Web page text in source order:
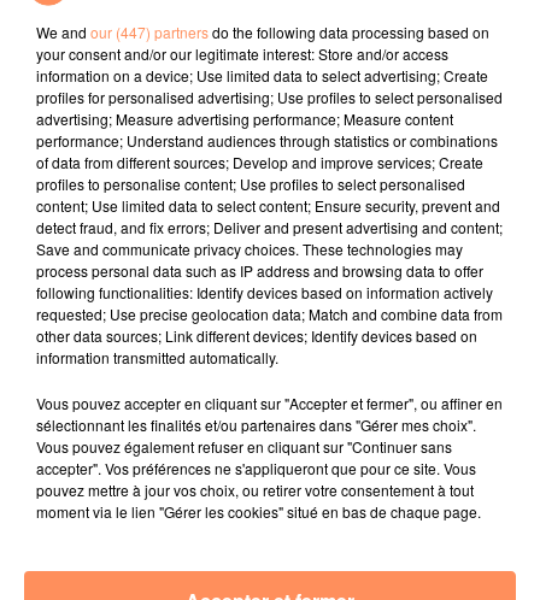
coup, je suis obligé de traverser directement jusqu’à la
frontière anglaise, dans les eaux territoriales
anglaises",précise Franky Zapata. "Du coup, ça change
complètement la donne : au lieu de faire 13
kilomètres, je suis obligé d'en faire 18 et là je vais
arriver en extrême limite (...) Je vais me poser sur le
bateau, changer de sac à dos et repartir pour l'autre
moitié".
fil actus
4 juillet 2022
Radio Star Live avec Dadju
Marseille : une application pour mettre en
relation extras et...
27 juin 2022
Le cocholed pour jouer à la pétanque
We and our (447) partnersdo the following data processing based on
your consent and/or our legitimate interest: Store and/or access
information on a device; Use limited data to select advertising; Create
profiles for personalised advertising; Use profiles to select personalised
advertising; Measure advertising performance; Measure content
performance; Understand audiences through statistics or combinations
of data from different sources; Develop and improve services; Create
profiles to personalise content; Use profiles to select personalised
content; Use limited data to select content; Ensure security, prevent and
detect fraud, and fix errors; Deliver and present advertising and content;
Save and communicate privacy choices. These technologies may
process personal data such as IP address and browsing data to offer
following functionalities: Identify devices based on information actively
requested; Use precise geolocation data; Match and combine data from
other data sources; Link different devices; Identify devices based on
information transmitted automatically.
Vous pouvez accepter en cliquant sur "Accepter et fermer", ou affiner en
sélectionnant les finalités et/ou partenaires dans "Gérer mes choix".
Vous pouvez également refuser en cliquant sur "Continuer sans
accepter". Vos préférences ne s'appliqueront que pour ce site. Vous
pouvez mettre à jour vos choix, ou retirer votre consentement à tout
moment via le lien "Gérer les cookies" situé en bas de chaque page.